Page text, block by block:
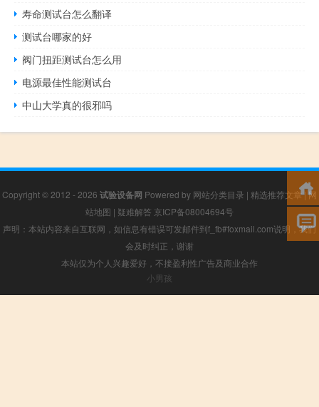
寿命测试台怎么翻译
测试台哪家的好
阀门扭距测试台怎么用
电源最佳性能测试台
中山大学真的很邪吗
Copyright © 2012 - 2026 试验设备网 Powered by 网站分类目录 | 精选推荐文章|网
站地图 | 疑难解答 京ICP备08004694号
声明：本站内容来自互联网，如信息有错误可发邮件到f_fb#foxmail.com说明，我们
会及时纠正，谢谢
本站仅为个人兴趣爱好，不接盈利性广告及商业合作
小男孩